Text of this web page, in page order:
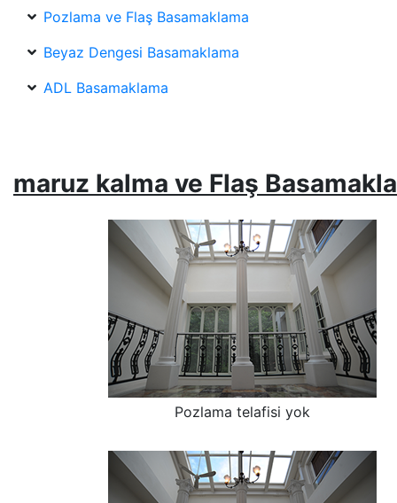
Pozlama ve Flaş Basamaklama
Beyaz Dengesi Basamaklama
ADL Basamaklama
maruz kalma ve Flaş
Pozlama telafisi yok